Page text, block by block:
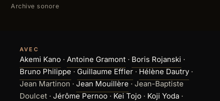
Archive sonore
AVEC
Akemi Kano · Antoine Gramont · Boris Rojanski ·
Bruno Philippe · Guillaume Effler · Hélène Dautry ·
Jean Martinon · Jean Mouillère · Jean-Baptiste
Doulcet · Jérôme Pernoo · Kei Tojo · Koji Yoda ·